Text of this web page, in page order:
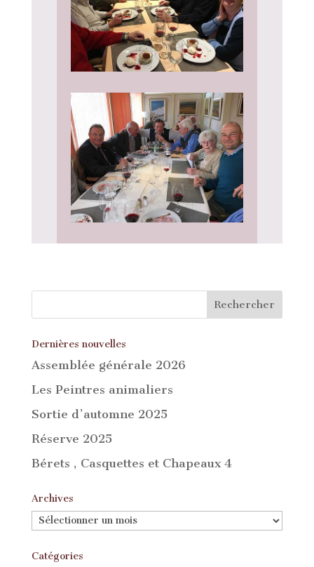
Dernières nouvelles
Assemblée générale 2026
Les Peintres animaliers
Sortie d’automne 2025
Réserve 2025
Bérets , Casquettes et Chapeaux 4
Archives
Archives
Catégories